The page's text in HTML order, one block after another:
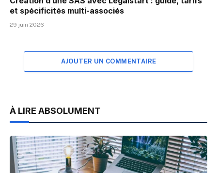
et spécificités multi-associés
29 juin 2026
AJOUTER UN COMMENTAIRE
À LIRE ABSOLUMENT